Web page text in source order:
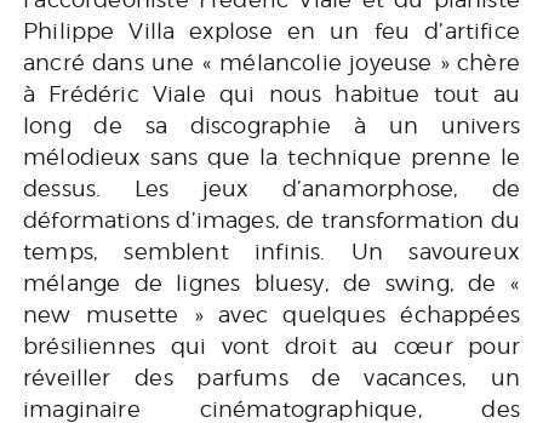
Philippe Villa explose en un feu d’artifice
ancré dans une « mélancolie joyeuse » chère
à Frédéric Viale qui nous habitue tout au
long de sa discographie à un univers
mélodieux sans que la technique prenne le
dessus. Les jeux d’anamorphose, de
déformations d’images, de transformation du
temps, semblent infinis. Un savoureux
mélange de lignes bluesy, de swing, de «
new musette » avec quelques échappées
brésiliennes qui vont droit au cœur pour
réveiller des parfums de vacances, un
imaginaire cinématographique, des